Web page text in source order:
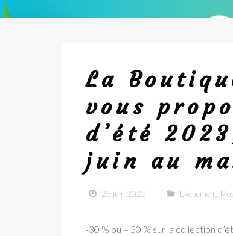
La
vous
d’été
juin au
28 juin 2023 Evènement
-30 % ou – 50 % sur la collection